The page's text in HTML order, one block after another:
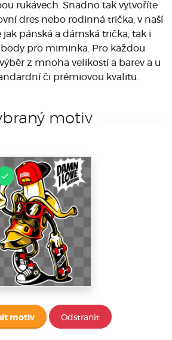
rukávech. Snadno tak vytvoříte
dres nebo rodinná trička, v naší
pánská a dámská trička, tak i
pro miminka. Pro každou
z mnoha velikostí a barev a u
či prémiovou kvalitu.
motiv
motiv Odstranit